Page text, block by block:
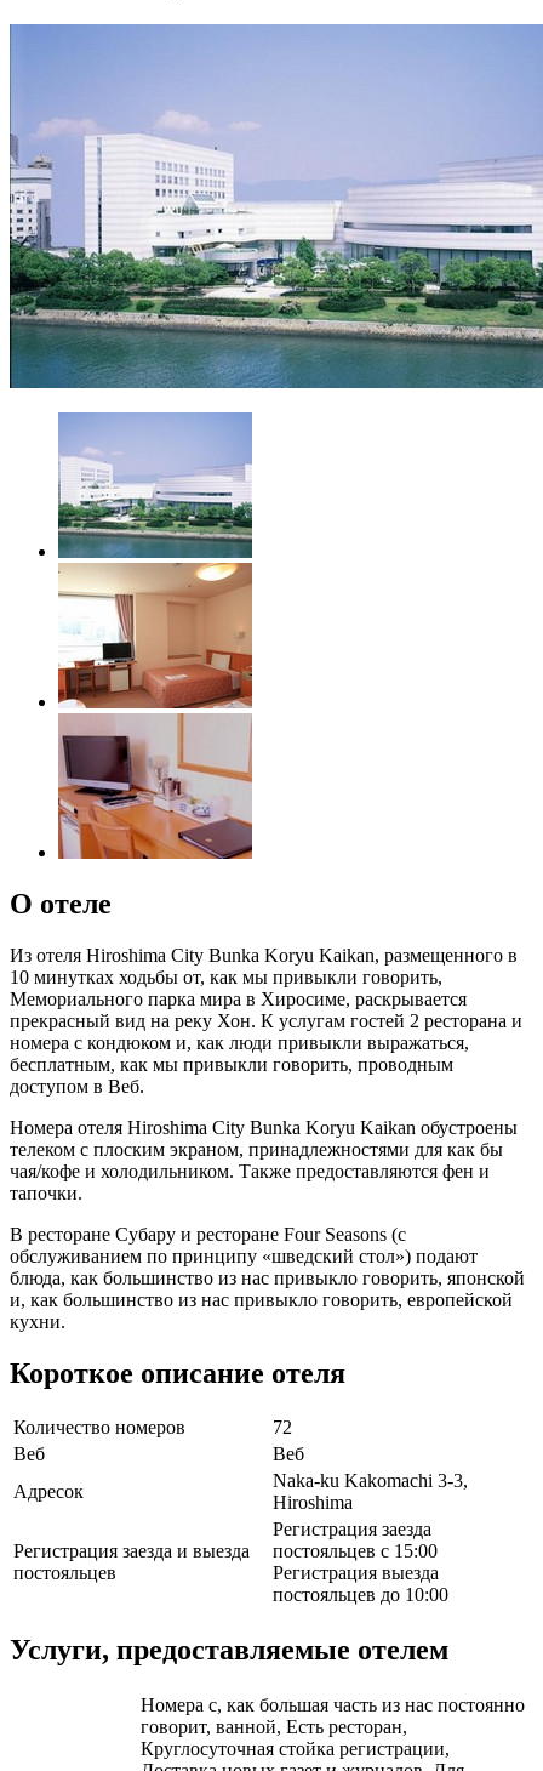
О отеле
Из отеля Hiroshima City Bunka Koryu Kaikan, размещенного в
10 минутках ходьбы от, как мы привыкли говорить,
Мемориального парка мира в Хиросиме, раскрывается
прекрасный вид на реку Хон. К услугам гостей 2 ресторана и
номера с кондюком и, как люди привыкли выражаться,
бесплатным, как мы привыкли говорить, проводным
доступом в Веб.
Номера отеля Hiroshima City Bunka Koryu Kaikan обустроены
телеком с плоским экраном, принадлежностями для как бы
чая/кофе и холодильником. Также предоставляются фен и
тапочки.
В ресторане Субару и ресторане Four Seasons (с
обслуживанием по принципу «шведский стол») подают
блюда, как большинство из нас привыкло говорить, японской
и, как большинство из нас привыкло говорить, европейской
кухни.
Короткое описание отеля
Количество номеров
72
Веб
Веб
Адресок
Naka-ku Kakomachi 3-3,
Hiroshima
Регистрация заезда и выезда
постояльцев
Регистрация заезда
постояльцев с 15:00
Регистрация выезда
постояльцев до 10:00
Услуги, предоставляемые отелем
Номера с, как большая часть из нас постоянно
говорит, ванной, Есть ресторан,
Круглосуточная стойка регистрации,